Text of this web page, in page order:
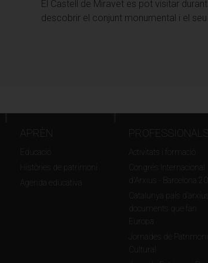
El Castell de Miravet es pot visitar
descobrir el conjunt monumental i el
APRÈN
Educació
Històries de patrimoni
Agenda educativa
PROFESSIONALS
Activitats i formació
Congrés Internacional
d'Arxius - Barcelona
Catalunya país d’arxius,
documents que fan
Europa
Jornades de Patrimoni
Cultural